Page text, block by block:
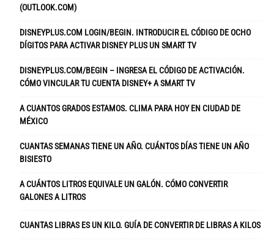
(OUTLOOK.COM)
DISNEYPLUS.COM LOGIN/BEGIN. INTRODUCIR EL CÓDIGO DE OCHO
DÍGITOS PARA ACTIVAR DISNEY PLUS UN SMART TV
DISNEYPLUS.COM/BEGIN – INGRESA EL CÓDIGO DE ACTIVACIÓN.
CÓMO VINCULAR TU CUENTA DISNEY+ A SMART TV
A CUANTOS GRADOS ESTAMOS. CLIMA PARA HOY EN CIUDAD DE
MÉXICO
CUANTAS SEMANAS TIENE UN AÑO. CUÁNTOS DÍAS TIENE UN AÑO
BISIESTO
A CUÁNTOS LITROS EQUIVALE UN GALÓN. CÓMO CONVERTIR
GALONES A LITROS
CUANTAS LIBRAS ES UN KILO. GUÍA DE CONVERTIR DE LIBRAS A KILOS